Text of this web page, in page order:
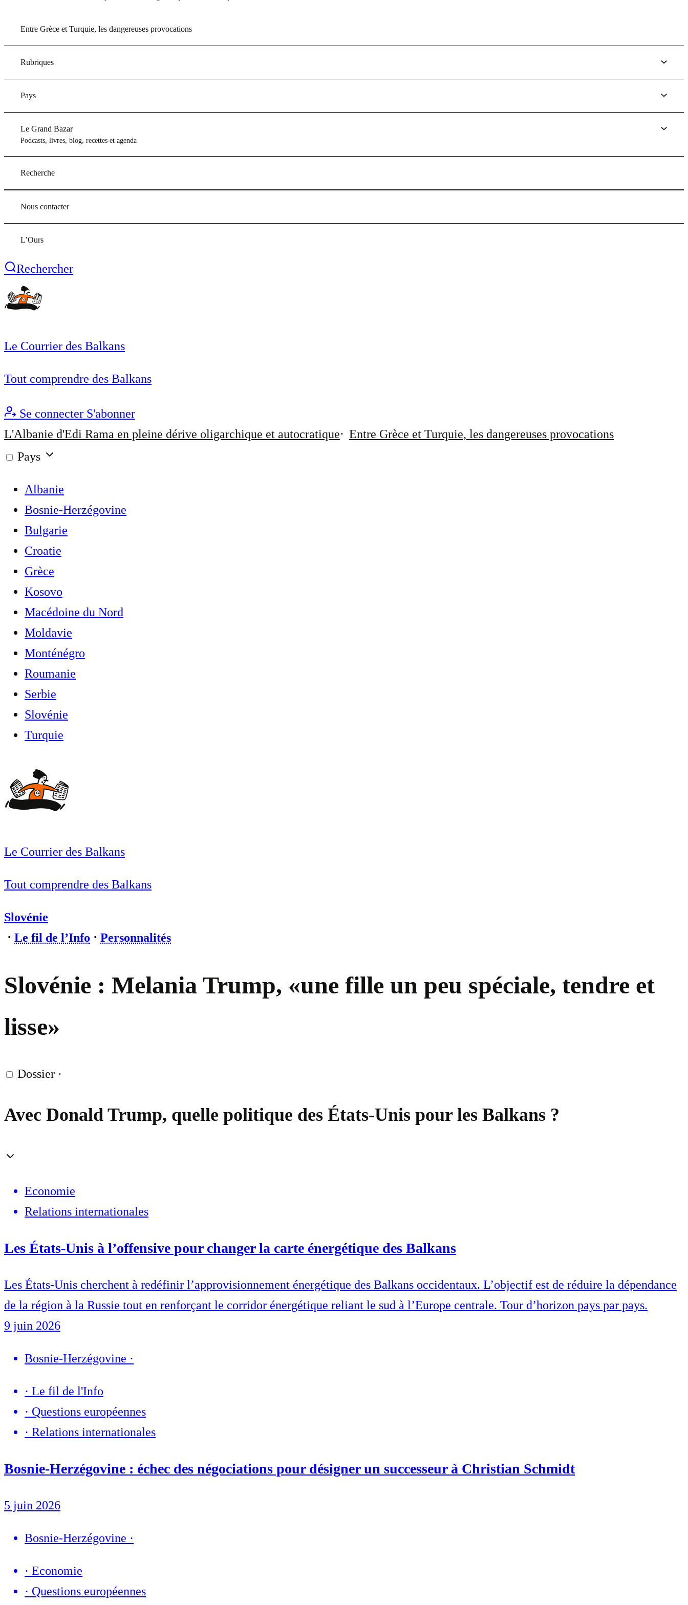
Entre Grèce et Turquie, les dangereuses provocations
Rubriques
Pays
Le Grand Bazar
Podcasts, livres, blog, recettes et agenda
Recherche
Nous contacter
L’Ours
Rechercher
Le Courrier des Balkans
Tout comprendre des Balkans
Se connecter S'abonner
L'Albanie d'Edi Rama en pleine dérive oligarchique et autocratique
Entre Grèce et Turquie, les dangereuses provocations
Pays
Albanie
Bosnie-Herzégovine
Bulgarie
Croatie
Grèce
Kosovo
Macédoine du Nord
Moldavie
Monténégro
Roumanie
Serbie
Slovénie
Turquie
Le Courrier des Balkans
Tout comprendre des Balkans
Slovénie
⋅ Le fil de l’Info ⋅ Personnalités
Slovénie : Melania Trump, «une fille un peu spéciale, tendre et
lisse»
Dossier ·
Avec Donald Trump, quelle politique des États-Unis pour les Balkans ?
Economie
Relations internationales
Les États-Unis à l’offensive pour changer la carte énergétique des Balkans
Les États-Unis cherchent à redéfinir l’approvisionnement énergétique des Balkans occidentaux. L’objectif est de réduire la dépendance
de la région à la Russie tout en renforçant le corridor énergétique reliant le sud à l’Europe centrale. Tour d’horizon pays par pays.
9 juin 2026
Bosnie-Herzégovine ·
· Le fil de l'Info
· Questions européennes
· Relations internationales
Bosnie-Herzégovine : échec des négociations pour désigner un successeur à Christian Schmidt
5 juin 2026
Bosnie-Herzégovine ·
· Economie
· Questions européennes